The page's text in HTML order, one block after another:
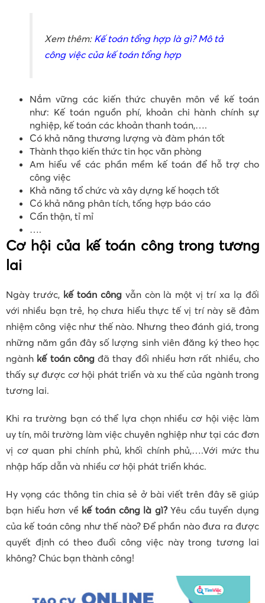
Xem thêm: Kế toán tổng hợp là gì? Mô tả
công việc của kế toán tổng hợp
Nắm vững các kiến thức chuyên môn về kế toán
như: Kế toán nguồn phí, khoản chi hành chính sự
nghiệp, kế toán các khoản thanh toán,….
Có khả năng thương lượng và đàm phán tốt
Thành thạo kiến thức tin học văn phòng
Am hiểu về các phần mềm kế toán để hỗ trợ cho
công việc
Khả năng tổ chức và xây dựng kế hoạch tốt
Có khả năng phân tích, tổng hợp báo cáo
Cẩn thận, tỉ mỉ
….
Cơ hội của kế toán công trong tương
lai
Ngày trước,kế toán côngvẫn còn là một vị trí xa lạ đối
với nhiều bạn trẻ, họ chưa hiểu thực tế vị trí này sẽ đảm
nhiệm công việc như thế nào. Nhưng theo đánh giá, trong
những năm gần đây số lượng sinh viên đăng ký theo học
ngành kế toán côngđã thay đổi nhiều hơn rất nhiều, cho
thấy sự được cơ hội phát triển và xu thế của ngành trong
tương lai.
Khi ra trường bạn có thể lựa chọn nhiều cơ hội việc làm
uy tín, môi trường làm việc chuyên nghiệp như tại các đơn
vị cơ quan phi chính phủ, khối chính phủ,….Với mức thu
nhập hấp dẫn và nhiều cơ hội phát triển khác.
Hy vọng các thông tin chia sẻ ở bài viết trên đây sẽ giúp
bạn hiểu hơn về kế toán công là gì?Yêu cầu tuyển dụng
của kế toán công như thế nào? Để phần nào đưa ra được
quyết định có theo đuổi công việc này trong tương lai
không? Chúc bạn thành công!